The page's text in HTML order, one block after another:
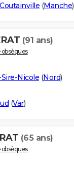
(Manche)
(91 ans)
Nicole (Nord)
(Var)
(65 ans)